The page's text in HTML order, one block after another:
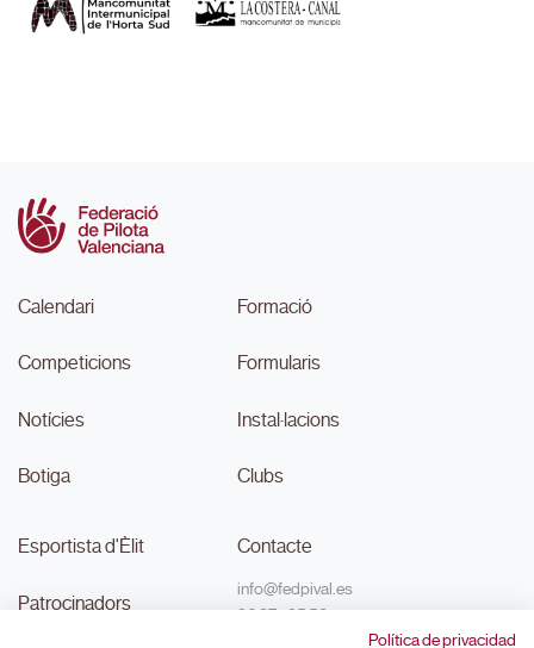
Política de privacidad
Calendari
Competicions
Notícies
Botiga
Formació
Formularis
Instal·lacions
Clubs
Esportista d'Èlit
Patrocinadors
Contacte
info@fedpival.es
96 374 95 58
C/Marqués de Sant Joan nº 32,